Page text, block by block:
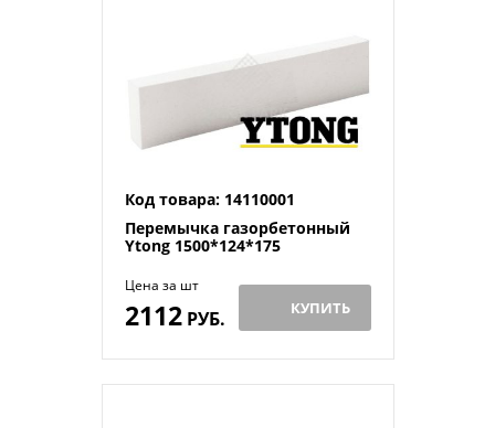
Код товара: 14110001
Перемычка газорбетонный
Ytong 1500*124*175
Цена за шт
2112РУБ. КУПИТЬ